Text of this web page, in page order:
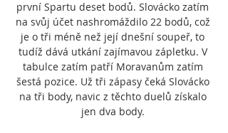
první Spartu deset bodů. Slovácko zatím
na svůj účet nashromáždilo 22 bodů, což
je o tři méně než její dnešní soupeř, to
tudíž dává utkání zajímavou zápletku. V
tabulce zatím patří Moravanům zatím
šestá pozice. Už tři zápasy čeká Slovácko
na tři body, navic z těchto duelů získalo
jen dva body.